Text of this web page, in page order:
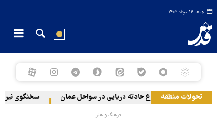
جمعه ۱۶ مرداد ۱۴۰۵
تحولات منطقه
لبنان وقوع حادثه دریایی در سواحل عمان سخنگوی
فرهنگ و هنر